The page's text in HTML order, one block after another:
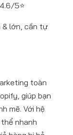
4.6/5⭐
& lớn, cần tự
toàn
giúp bạn
mẽ. Với hệ
nhanh